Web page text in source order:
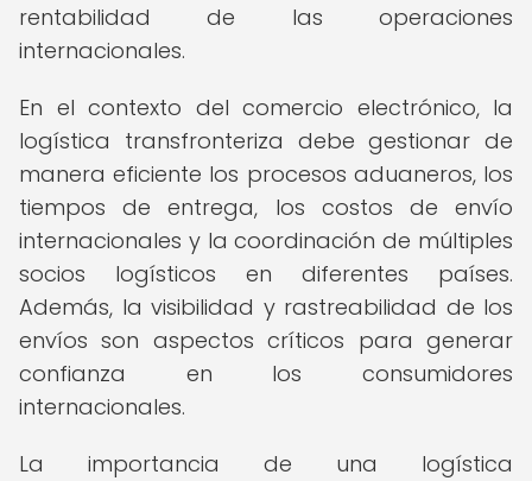
rentabilidad de las operaciones
internacionales.
En el contexto del comercio electrónico, la
logística transfronteriza debe gestionar de
manera eficiente los procesos aduaneros, los
tiempos de entrega, los costos de envío
internacionales y la coordinación de múltiples
socios logísticos en diferentes países.
Además, la visibilidad y rastreabilidad de los
envíos son aspectos críticos para generar
confianza en los consumidores
internacionales.
La importancia de una logística